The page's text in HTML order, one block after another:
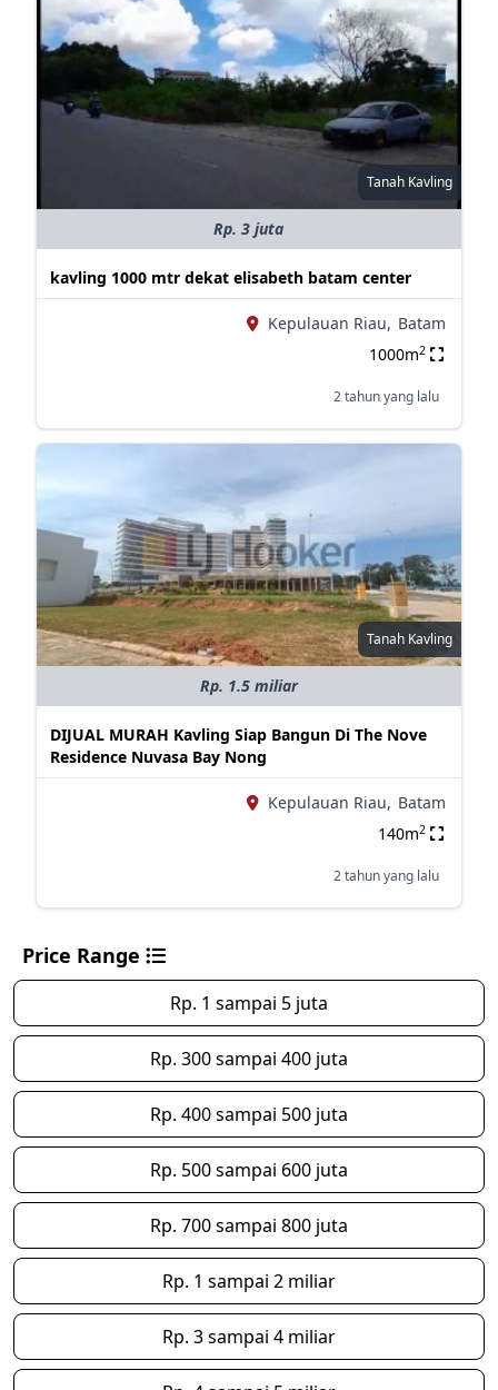
Tanah Kavling
Rp. 3 juta
kavling 1000 mtr dekat elisabeth batam center
Kepulauan Riau, Batam
1000m2
2 tahun yang lalu
Tanah Kavling
Rp. 1.5 miliar
DIJUAL MURAH Kavling Siap Bangun Di The Nove
Residence Nuvasa Bay Nong
Kepulauan Riau, Batam
140m2
2 tahun yang lalu
Price Range
Rp. 1 sampai 5 juta
Rp. 300 sampai 400 juta
Rp. 400 sampai 500 juta
Rp. 500 sampai 600 juta
Rp. 700 sampai 800 juta
Rp. 1 sampai 2 miliar
Rp. 3 sampai 4 miliar